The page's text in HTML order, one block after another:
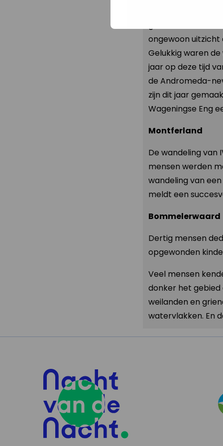
ongewoon uitzicht
Gelukkig waren
jaar op deze tijd
de Andromeda-
zijn dit jaar
Wageningse Eng
Montferland
De wandeling van
mensen werden
wandeling van
meldt een
Bommelerwaard
Dertig mensen
opgewonden
Veel mensen
donker het gebied
weilanden en
watervlakken. En